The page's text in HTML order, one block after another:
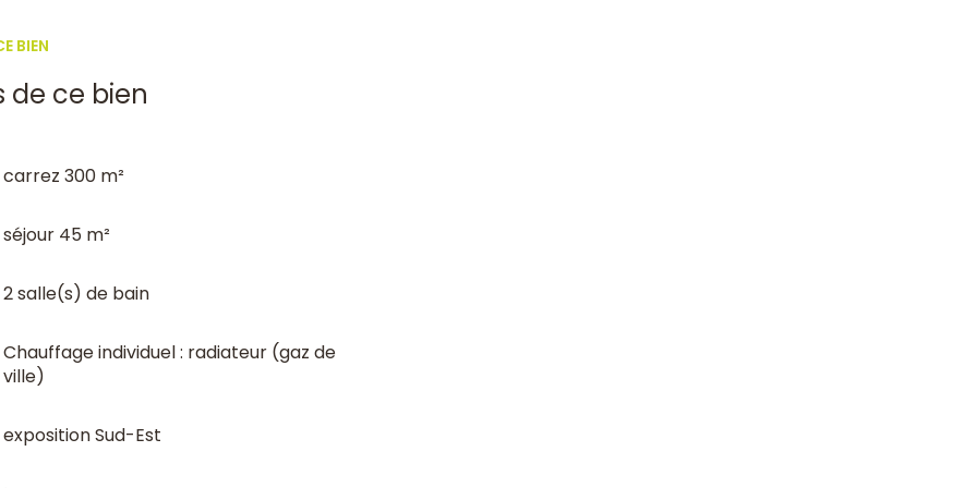
avec ses magnifiques voûtes, ses
distincts
commun.
d315-4fde-b657-64226877e73d
171 752 Immatriculé au RCS sous le n° 477
BIEN
de ce bien
carrez 300 m²
séjour 45 m²
2 salle(s) de bain
Chauffage individuel : radiateur (gaz de
ville)
exposition Sud-Est